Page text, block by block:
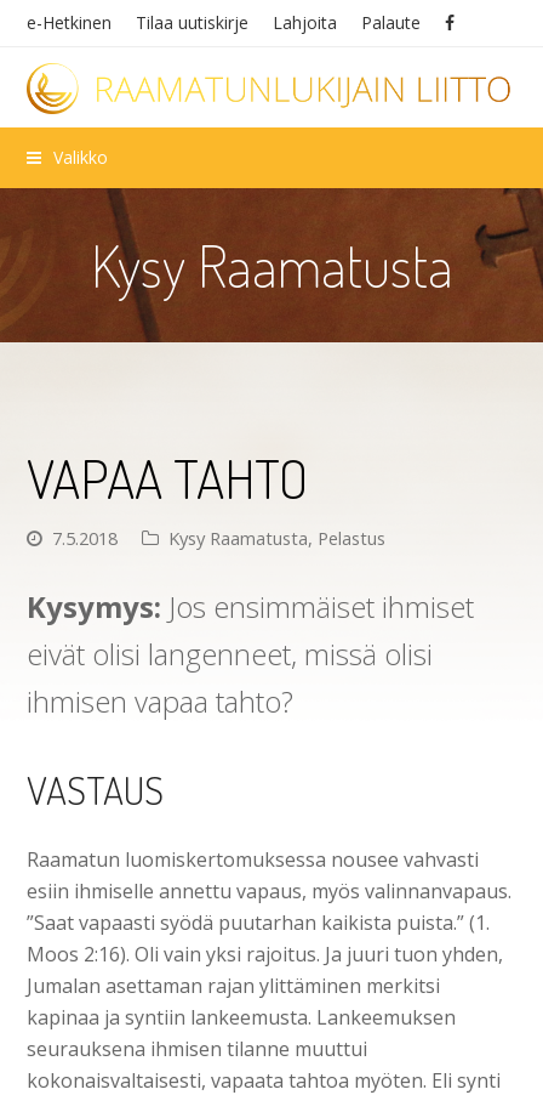
e-Hetkinen Tilaa uutiskirje Lahjoita Palaute
Valikko
Kysy Raamatusta
VAPAA TAHTO
7.5.2018 Kysy Raamatusta, Pelastus
Kysymys: Jos ensimmäiset ihmiset
eivät olisi langenneet, missä olisi
ihmisen vapaa tahto?
VASTAUS
Raamatun luomiskertomuksessa nousee vahvasti
esiin ihmiselle annettu vapaus, myös valinnanvapaus.
”Saat vapaasti syödä puutarhan kaikista puista.” (1.
Moos 2:16). Oli vain yksi rajoitus. Ja juuri tuon yhden,
Jumalan asettaman rajan ylittäminen merkitsi
kapinaa ja syntiin lankeemusta. Lankeemuksen
seurauksena ihmisen tilanne muuttui
kokonaisvaltaisesti, vapaata tahtoa myöten. Eli synti